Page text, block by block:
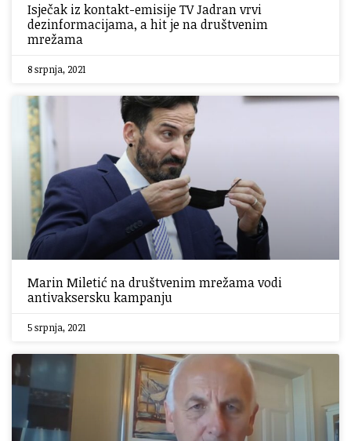
Isječak iz kontakt-emisije TV Jadran vrvi
dezinformacijama, a hit je na društvenim
mrežama
8 srpnja, 2021
Marin Miletić na društvenim mrežama vodi
antivaksersku kampanju
5 srpnja, 2021